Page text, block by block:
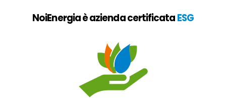
NoiEnergia è azienda certificata ESG